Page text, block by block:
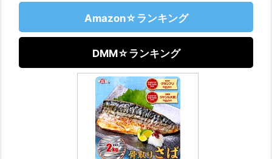
Amazon☆ランキング
DMM☆ランキング